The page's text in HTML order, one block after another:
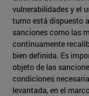
vulnerabilidades y el
turno está dispuesto
sanciones como las
continuamente
bien definida. Es
objeto de las
condiciones
levantada, en el